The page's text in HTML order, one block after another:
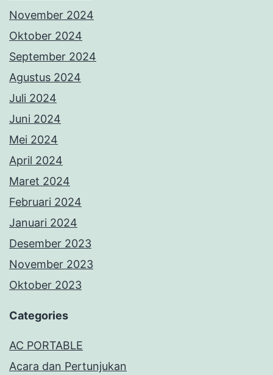
November 2024
Oktober 2024
September 2024
Agustus 2024
Juli 2024
Juni 2024
Mei 2024
April 2024
Maret 2024
Februari 2024
Januari 2024
Desember 2023
November 2023
Oktober 2023
Categories
AC PORTABLE
Acara dan Pertunjukan